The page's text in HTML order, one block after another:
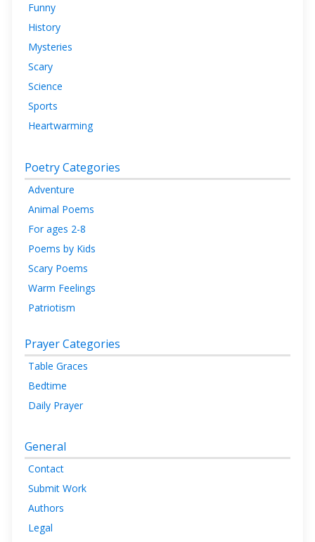
Funny
History
Mysteries
Scary
Science
Sports
Heartwarming
Poetry Categories
Adventure
Animal Poems
For ages 2-8
Poems by Kids
Scary Poems
Warm Feelings
Patriotism
Prayer Categories
Table Graces
Bedtime
Daily Prayer
General
Contact
Submit Work
Authors
Legal